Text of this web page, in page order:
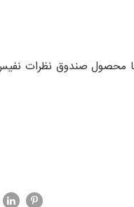
محصول صندوق نظرات